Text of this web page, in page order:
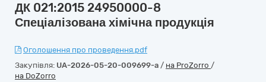
ДК 021:2015 24950000-8
Спеціалізована хімічна продукція
Оголошення про проведення.pdf
Закупівля: UA-2026-05-20-009699-a / на ProZorro /
на DoZorro